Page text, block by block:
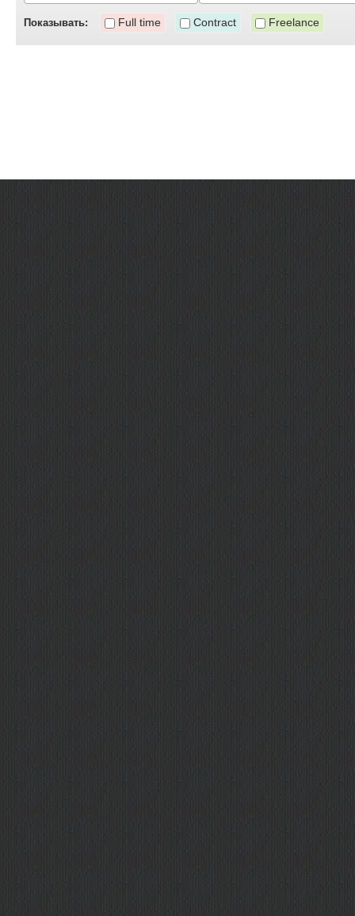
Показывать: Full time Contract Freelance